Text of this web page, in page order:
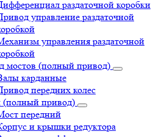
раздаточной коробки
управление раздаточной
управления раздаточной
мостов (полный привод)
карданные
передних колес
привод)
передний
и крышки редуктора